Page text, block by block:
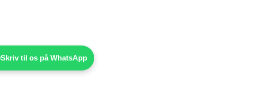
Skriv til os på WhatsApp